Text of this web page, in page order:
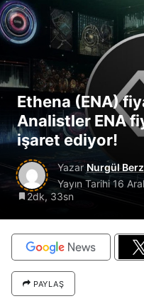
Ethena (ENA)
Analistler ENA
işaret ediyor!
Yazar Nurgül
Yayın Tarihi 16
2dk, 33sn
PAYLAŞ